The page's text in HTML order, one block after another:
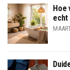
Hoe